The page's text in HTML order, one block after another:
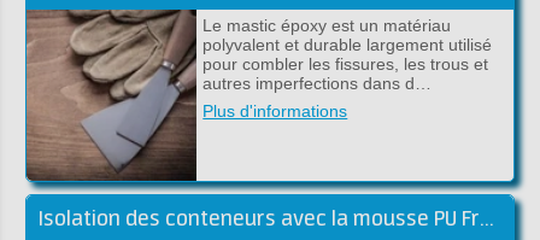
Le mastic époxy est un matériau
polyvalent et durable largement utilisé
pour combler les fissures, les trous et
autres imperfections dans d…
Plus d'informations
Isolation des conteneurs avec la mousse PU Froth-Pak